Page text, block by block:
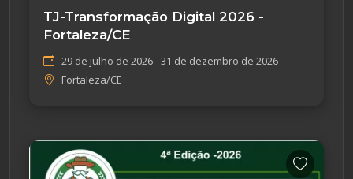
TJ-Transformação Digital 2026 -
Fortaleza/CE
29 de julho de 2026 - 31 de dezembro de 2026
Fortaleza/CE